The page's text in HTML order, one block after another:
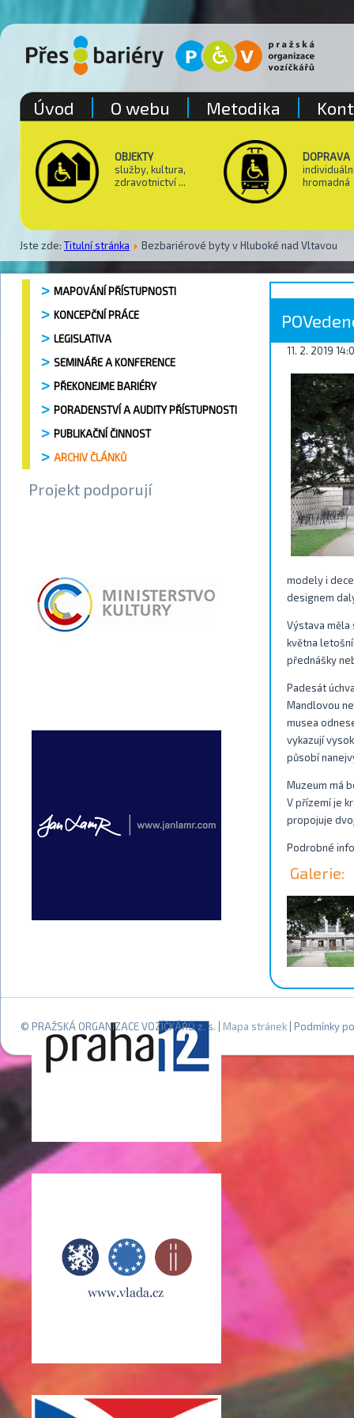
OBJEKTY
služby, kultura,
zdravotnictví ...
DOPRAVA
hromadná
Jste zde: Titulní stránka Bezbariérové byty v Hluboké nad Vltavou
Úvod O webu Metodika
MAPOVÁNÍ PŘÍSTUPNOSTI
KONCEPČNÍ PRÁCE
LEGISLATIVA
SEMINÁŘE A KONFERENCE
PŘEKONEJME BARIÉRY
PORADENSTVÍ A AUDITY PŘÍSTUPNOSTI
PUBLIKAČNÍ ČINNOST
ARCHIV ČLÁNKŮ
Projekt podporují
11. 2. 2019
modely i
designem
Výstava
května
přednášky
Padesát
Mandlovou
musea
vykazují
působí
Muzeum má
V přízemí je
propojuje
Podrobné
Galerie:
© PRAŽSKÁ ORGANIZACE VOZÍČKÁŘŮ z. s. | Mapa stránek | Podmínky